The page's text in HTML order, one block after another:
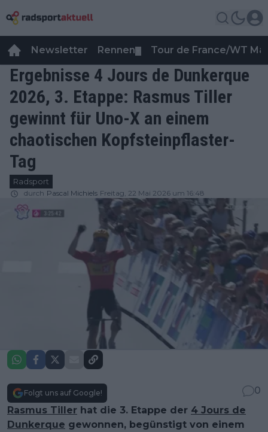
Newsletter Rennen Tour de France/WT
Ergebnisse 4 Jours de Dunkerque
2026, 3. Etappe: Rasmus Tiller
gewinnt für Uno-X an einem
chaotischen Kopfsteinpflaster-
Tag
Radsport
durch Pascal Michiels Freitag, 22 Mai 2026 um 16:48
Folgt uns auf Google!
0
Rasmus Tiller hat die 3. Etappe der 4 Jours de
Dunkerque gewonnen, begünstigt von einem